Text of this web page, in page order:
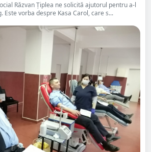
Răzvan Țiplea ne solicită ajutorul pentru a-l
Este vorba despre Kasa Carol, care s...